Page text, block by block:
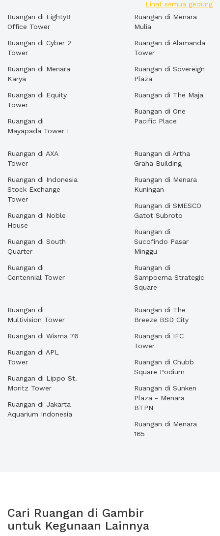
Lihat semua gedung
Ruangan di Eighty8
Office Tower
Ruangan di Cyber 2
Tower
Ruangan di Menara
Karya
Ruangan di Equity
Tower
Ruangan di
Mayapada Tower I
Ruangan di Menara
Mulia
Ruangan di Alamanda
Tower
Ruangan di Sovereign
Plaza
Ruangan di The Maja
Ruangan di One
Pacific Place
Ruangan di AXA
Tower
Ruangan di Indonesia
Stock Exchange
Tower
Ruangan di Noble
House
Ruangan di South
Quarter
Ruangan di
Centennial Tower
Ruangan di Artha
Graha Building
Ruangan di Menara
Kuningan
Ruangan di SMESCO
Gatot Subroto
Ruangan di
Sucofindo Pasar
Minggu
Ruangan di
Sampoerna Strategic
Square
Ruangan di
Multivision Tower
Ruangan di Wisma 76
Ruangan di APL
Tower
Ruangan di Lippo St.
Moritz Tower
Ruangan di Jakarta
Aquarium Indonesia
Ruangan di The
Breeze BSD City
Ruangan di IFC
Tower
Ruangan di Chubb
Square Podium
Ruangan di Sunken
Plaza - Menara
BTPN
Ruangan di Menara
165
Cari Ruangan di Gambir
untuk Kegunaan Lainnya